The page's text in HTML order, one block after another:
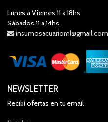
Lunes a Viernes 11 a 18hs.
Sábados 11 a 14hs.
insumosacuarioml@gmail.com
NEWSLETTER
Recibí ofertas en tu email